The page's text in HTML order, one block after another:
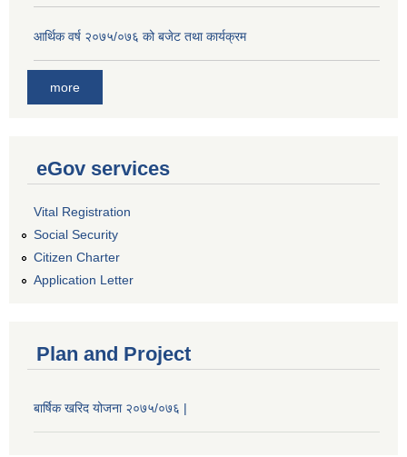
आर्थिक वर्ष २०७५/०७६ को बजेट तथा कार्यक्रम
more
eGov services
Vital Registration
Social Security
Citizen Charter
Application Letter
Plan and Project
बार्षिक खरिद योजना २०७५/०७६ |